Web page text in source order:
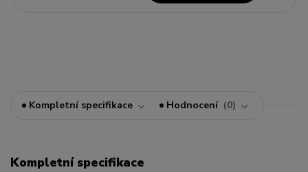
Kompletní specifikace Hodnocení 0
Kompletní specifikace